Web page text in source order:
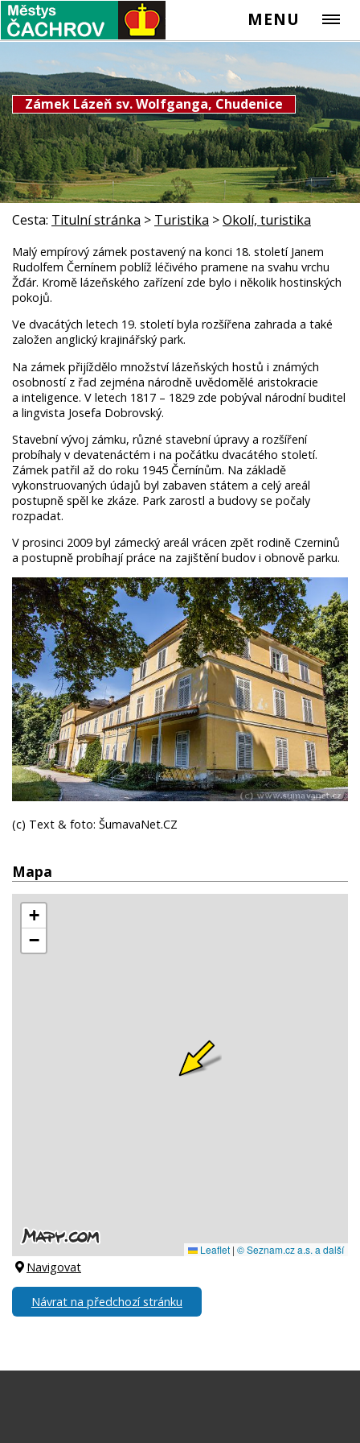
MENU
Zámek Lázeň sv. Wolfganga, Chudenice
Cesta: Titulní stránka > Turistika >Okolí, turistika
Malý empírový zámek postavený na konci 18. století Janem
Rudolfem Černínem poblíž léčivého pramene na svahu vrchu
Žďár. Kromě lázeňského zařízení zde bylo i několik hostinských
pokojů.
Ve dvacátých letech 19. století byla rozšířena zahrada a také
založen anglický krajinářský park.
Na zámek přijíždělo množství lázeňských hostů i známých
osobností z řad zejména národně uvědomělé aristokracie
a inteligence. V letech 1817 – 1829 zde pobýval národní buditel
a lingvista Josefa Dobrovský.
Stavební vývoj zámku, různé stavební úpravy a rozšíření
probíhaly v devatenáctém i na počátku dvacátého století.
Zámek patřil až do roku 1945 Černínům. Na základě
vykonstruovaných údajů byl zabaven státem a celý areál
postupně spěl ke zkáze. Park zarostl a budovy se počaly
rozpadat.
V prosinci 2009 byl zámecký areál vrácen zpět rodině Czerninů
a postupně probíhají práce na zajištění budov i obnově parku.
(c) Text & foto: ŠumavaNet.CZ
Mapa
Navigovat
Návrat na předchozí stránku